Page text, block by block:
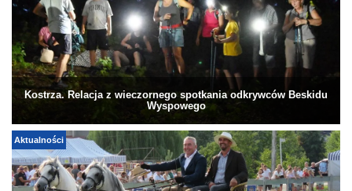
Kostrza. Relacja z wieczornego spotkania odkrywców Beskidu
Wyspowego
Aktualności